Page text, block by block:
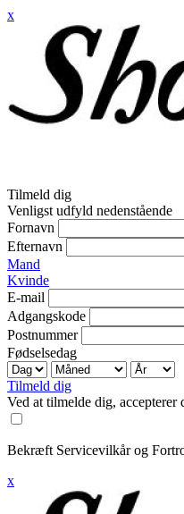
x
Tilmeld dig
Venligst udfyld nedenstående
Fornavn
Efternavn
Mand
Kvinde
E-mail
Adgangskode
Postnummer
Fødselsedag
Tilmeld dig
Ved at tilmelde dig, accepterer
Bekræft Servicevilkår og
x